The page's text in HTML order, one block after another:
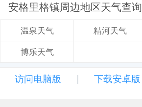
安格里格镇周边地区天气查询
温泉天气 精河天气
博乐天气
访问电脑版 | 下载安卓版